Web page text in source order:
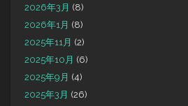
2026年3月 (8)
2026年1月 (8)
2025年11月 (2)
2025年10月 (6)
2025年9月 (4)
2025年3月 (26)